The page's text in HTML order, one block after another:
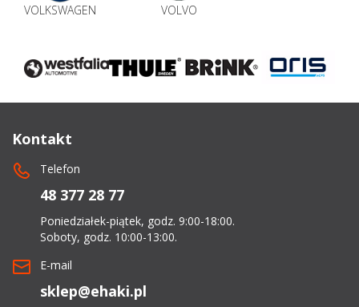
VOLKSWAGEN VOLVO
Kontakt
Telefon
48 377 28 77
Poniedziałek-piątek, godz. 9:00-18:00.
Soboty, godz. 10:00-13:00.
E-mail
sklep@ehaki.pl